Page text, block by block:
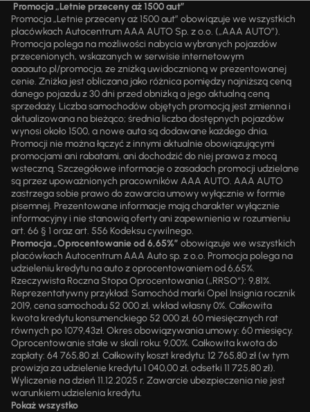
Promocja „Letnie przeceny aż 1500 aut”
Promocja „Letnie przeceny aż 1500 aut” obowiązuje we wszystkich
placówkach Autocentrum AAA AUTO Sp. z o.o. („AAA AUTO”).
Promocja polega na możliwości nabycia wybranych pojazdów
przecenionych, wskazanych w serwisie internetowym
aaaauto.pl/promocja, ze zniżką uwidocznioną w prezentowanej
cenie. Zniżka jest obliczana jako różnica pomiędzy najniższą ceną
danego pojazdu z 30 dni przed obniżką a jego aktualną ceną
sprzedaży. Liczba samochodów objętych promocją jest zmienna i
aktualizowana na bieżąco; średnia liczba dostępnych pojazdów
wynosi około 1500, a nowe auta są dodawane każdego dnia.
Promocji nie można łączyć z innymi aktualnie obowiązującymi
promocjami ani rabatami, ani dochodzić do niej prawa z mocą
wsteczną. Szczegółowe informacje o zasadach promocji udzielane
są przez upoważnionych pracowników AAA AUTO. AAA AUTO
zastrzega sobie prawo do zawarcia umowy wyłącznie w formie
pisemnej. Prezentowane informacje mają charakter wyłącznie
informacyjny i nie stanowią oferty ani zapewnienia w rozumieniu
art. 66 § 1 oraz art. 556 Kodeksu cywilnego.
Promocja „Oprocentowanie od 6,65%” obowiązuje we wszystkich
placówkach Autocentrum AAA Auto sp. z o.o. Promocja polega na
udzieleniu kredytu na auto z oprocentowaniem od 6,65%.
Rzeczywista Roczna Stopa Oprocentowania („RRSO“): 9,81%.
Reprezentatywny przykład: Samochód marki Opel Insignia rocznik
2019, cena samochodu 52 000 zł, wkład własny 0%. Całkowita
kwota kredytu konsumenckiego 52 000 zł, 60 miesięcznych rat
równych po 1079,43zł. Okres obowiązywania umowy: 60 miesięcy.
Oprocentowanie stałe w skali roku: 9,00%. Całkowita kwota do
zapłaty: 64 765,80 zł. Całkowity koszt kredytu: 12 765,80 zł (w tym
prowizja za udzielenie kredytu 1 040,00 zł, odsetki 11 725,80 zł).
Wyliczenie na dzień 11.12.2025 r. Zawarcie ubezpieczenia nie jest
warunkiem udzielenia kredytu.
Pokaż wszystko